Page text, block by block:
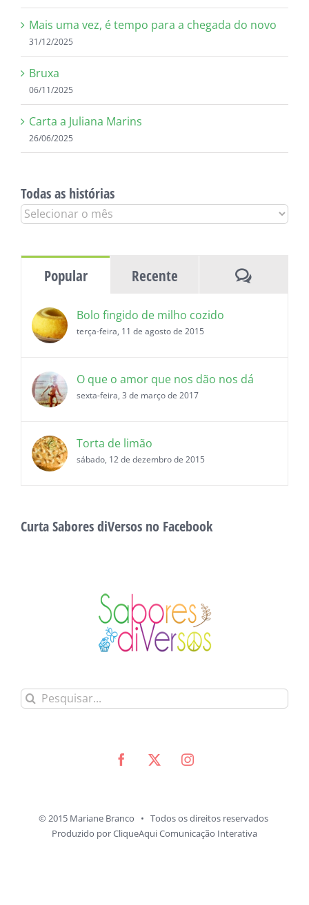
Mais uma vez, é tempo para a chegada do novo
31/12/2025
Bruxa
06/11/2025
Carta a Juliana Marins
26/06/2025
Todas as histórias
Todas
Popular Recente
Bolo fingido de milho cozido
terça-feira, 11 de agosto de 2015
O que o amor que nos dão nos dá
sexta-feira, 3 de março de 2017
Torta de limão
sábado, 12 de dezembro de 2015
Curta Sabores diVersos no Facebook
Buscar
© 2015 Mariane Branco • Todos os direitos reservados
Produzido porCliqueAqui Comunicação Interativa